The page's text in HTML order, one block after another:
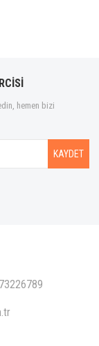
hemen bizi
KAYDET